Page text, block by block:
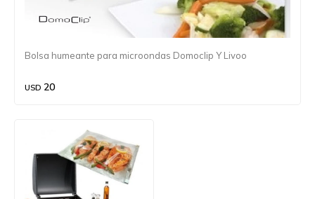
Bolsa humeante para microondas Domoclip Y Livoo
USD 20